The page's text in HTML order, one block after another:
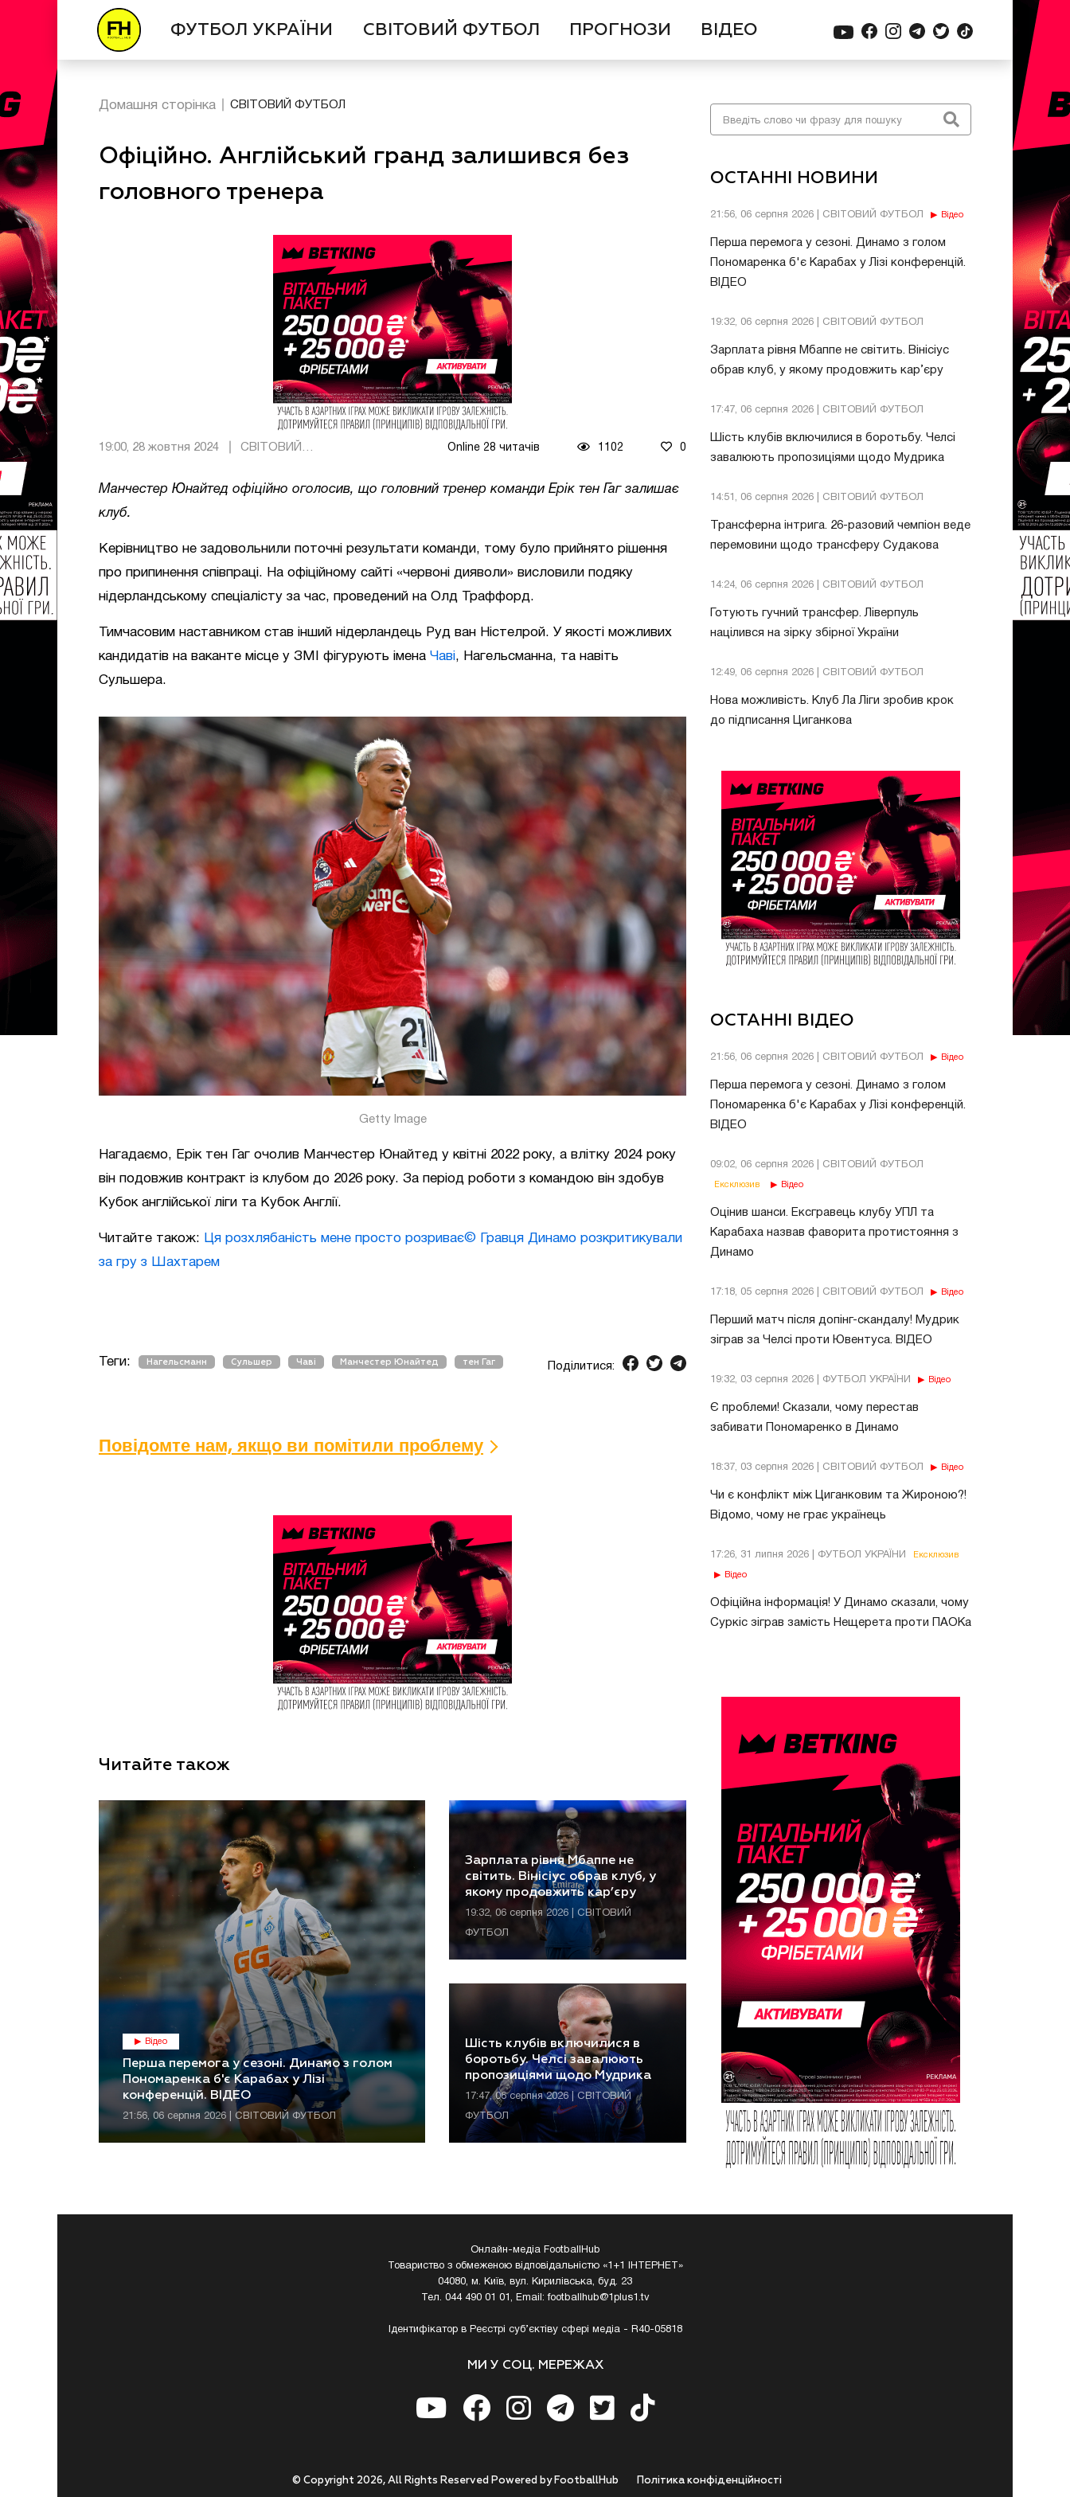
ФУТБОЛ УКРАЇНИ СВІТОВИЙ ФУТБОЛ ПРОГНОЗИ ВІДЕО
ОСТАННІ НОВИНИ
21:56, 06 серпня 2026 | СВІТОВИЙ ФУТБОЛ Відео
Перша перемога у сезоні. Динамо з голом
Пономаренка б'є Карабах у Лізі конференцій.
ВІДЕО
19:32, 06 серпня 2026 | СВІТОВИЙ ФУТБОЛ
Зарплата рівня Мбаппе не світить. Вінісіус
обрав клуб, у якому продовжить кар’єру
17:47, 06 серпня 2026 | СВІТОВИЙ ФУТБОЛ
Шість клубів включилися в боротьбу. Челсі
завалюють пропозиціями щодо Мудрика
14:51, 06 серпня 2026 | СВІТОВИЙ ФУТБОЛ
Трансферна інтрига. 26-разовий чемпіон веде
перемовини щодо трансферу Судакова
14:24, 06 серпня 2026 | СВІТОВИЙ ФУТБОЛ
Готують гучний трансфер. Ліверпуль
націлився на зірку збірної України
12:49, 06 серпня 2026 | СВІТОВИЙ ФУТБОЛ
Нова можливість. Клуб Ла Ліги зробив крок
до підписання Циганкова
ОСТАННІ ВІДЕО
21:56, 06 серпня 2026 | СВІТОВИЙ ФУТБОЛ Відео
Перша перемога у сезоні. Динамо з голом
Пономаренка б'є Карабах у Лізі конференцій.
ВІДЕО
09:02, 06 серпня 2026 | СВІТОВИЙ ФУТБОЛ
Ексклюзив Відео
Оцінив шанси. Ексгравець клубу УПЛ та
Карабаха назвав фаворита протистояння з
Динамо
17:18, 05 серпня 2026 | СВІТОВИЙ ФУТБОЛ Відео
Перший матч після допінг-скандалу! Мудрик
зіграв за Челсі проти Ювентуса. ВІДЕО
19:32, 03 серпня 2026 | ФУТБОЛ УКРАЇНИ Відео
Є проблеми! Сказали, чому перестав
забивати Пономаренко в Динамо
18:37, 03 серпня 2026 | СВІТОВИЙ ФУТБОЛ Відео
Чи є конфлікт між Циганковим та Жироною?!
Відомо, чому не грає українець
17:26, 31 липня 2026 | ФУТБОЛ УКРАЇНИ Ексклюзив
Відео
Офіційна інформація! У Динамо сказали, чому
Суркіс зіграв замість Нещерета проти ПАОКа
Домашня сторінка СВІТОВИЙ ФУТБОЛ
Офіційно. Англійський гранд залишився без
головного тренера
19:00, 28 жовтня 2024 Online 28 читачів 1102 0
Манчестер Юнайтед офіційно оголосив, що головний тренер команди Ерік тен Гаг залишає
клуб.
Керівництво не задовольнили поточні результати команди, тому було прийнято рішення
про припинення співпраці. На офіційному сайті «червоні дияволи» висловили подяку
нідерландському спеціалісту за час, проведений на Олд Траффорд.
Тимчасовим наставником став інший нідерландець Руд ван Ністелрой. У якості можливих
кандидатів на ваканте місце у ЗМІ фігурують імена Чаві, Нагельсманна, та навіть
Сульшера.
Getty Image
Нагадаємо, Ерік тен Гаг очолив Манчестер Юнайтед у квітні 2022 року, а влітку 2024 року
він подовжив контракт із клубом до 2026 року. За період роботи з командою він здобув
Кубок англійської ліги та Кубок Англії.
Читайте також: Ця розхлябаність мене просто розриває© Гравця Динамо розкритикували
за гру з Шахтарем
Теги: Нагельсманн Сульшер Чаві Манчестер Юнайтед тен Гаг Поділитися:
Повідомте нам, якщо ви помітили проблему
Читайте також
Відео
Перша перемога у сезоні. Динамо з голом
Пономаренка б'є Карабах у Лізі
конференцій. ВІДЕО
21:56, 06 серпня 2026 | СВІТОВИЙ ФУТБОЛ
Зарплата рівня Мбаппе не
світить. Вінісіус обрав клуб, у
якому продовжить кар’єру
19:32, 06 серпня 2026 | СВІТОВИЙ
ФУТБОЛ
Шість клубів включилися в
боротьбу. Челсі завалюють
пропозиціями щодо Мудрика
17:47, 06 серпня 2026 | СВІТОВИЙ
ФУТБОЛ
Онлайн-медіа FootballHub
Товариство з обмеженою відповідальністю «1+1 ІНТЕРНЕТ»
04080, м. Київ, вул. Кирилівська, буд. 23
Тел. 044 490 01 01, Email:footballhub@1plus1.tv
Ідентифікатор в Реєстрі суб’єктіву сфері медіа - R40-05818
МИ У СОЦ. МЕРЕЖАХ
Полiтика конфiденцiйностi
© Copyright 2026, All Rights Reserved Powered by FootballHub